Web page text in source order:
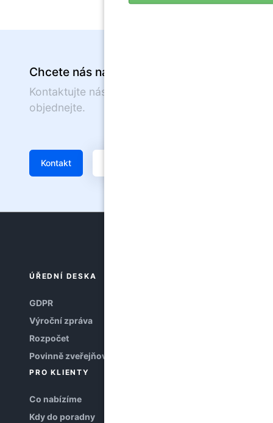
Chcete nás navštívit?
Kontaktujte nás nebo se on-line
objednejte.
Kontakt
ÚŘEDNÍ DESKA
GDPR
Výroční zpráva
Rozpočet
Povinně zveřejňované informace
PRO KLIENTY
Co nabízíme
Kdy do poradny